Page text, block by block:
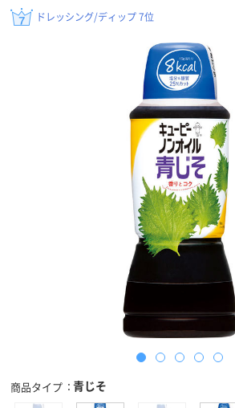
ドレッシング/ディップ 7位
商品タイプ 青じそ